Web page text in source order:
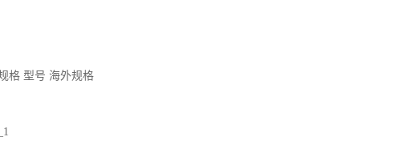
格 型号 海外规格